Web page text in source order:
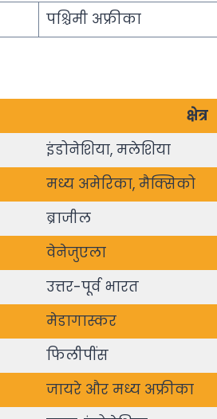
पश्चिमी अफ्रीका
क्षेत्र
इंडोनेशिया, मलेशिया
मध्य अमेरिका, मैक्सिको
ब्राजील
वेनेजुएला
उत्तर-पूर्व भारत
मेडागास्कर
फिलीपींस
जायरे और मध्य अफ्रीका